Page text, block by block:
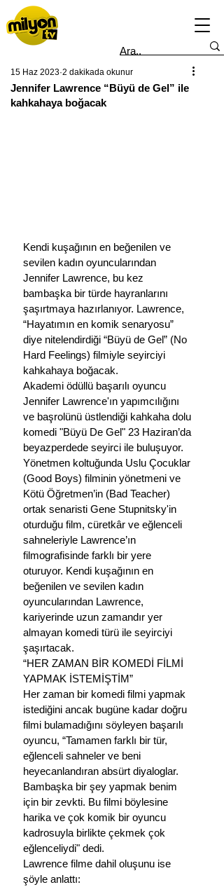
Jennifer Lawrence “Büyü de Gel” ile
kahkahaya boğacak
15 Haz 2023 2 dakikada okunur
Kendi kuşağının en beğenilen ve
sevilen kadın oyuncularından
Jennifer Lawrence, bu kez
bambaşka bir türde hayranlarını
şaşırtmaya hazırlanıyor. Lawrence,
“Hayatımın en komik senaryosu”
diye nitelendirdiği “Büyü de Gel” (No
Hard Feelings) filmiyle seyirciyi
kahkahaya boğacak.
Akademi ödüllü başarılı oyuncu
Jennifer Lawrence'ın yapımcılığını
ve başrolünü üstlendiği kahkaha dolu
komedi "Büyü De Gel" 23 Haziran’da
beyazperdede seyirci ile buluşuyor.
Yönetmen koltuğunda Uslu Çocuklar
(Good Boys) filminin yönetmeni ve
Kötü Öğretmen’in (Bad Teacher)
ortak senaristi Gene Stupnitsky'in
oturduğu film, cüretkâr ve eğlenceli
sahneleriyle Lawrence’ın
filmografisinde farklı bir yere
oturuyor. Kendi kuşağının en
beğenilen ve sevilen kadın
oyuncularından Lawrence,
kariyerinde uzun zamandır yer
almayan komedi türü ile seyirciyi
şaşırtacak.
“HER ZAMAN BİR KOMEDİ FİLMİ
YAPMAK İSTEMİŞTİM”
Her zaman bir komedi filmi yapmak
istediğini ancak bugüne kadar doğru
filmi bulamadığını söyleyen başarılı
oyuncu, “Tamamen farklı bir tür,
eğlenceli sahneler ve beni
heyecanlandıran absürt diyaloglar.
Bambaşka bir şey yapmak benim
için bir zevkti. Bu filmi böylesine
harika ve çok komik bir oyuncu
kadrosuyla birlikte çekmek çok
eğlenceliydi" dedi.
Lawrence filme dahil oluşunu ise
şöyle anlattı: